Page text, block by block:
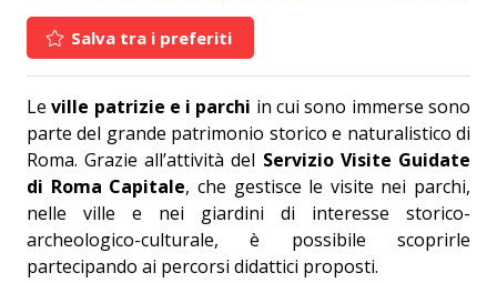
Salva tra i preferiti
Le ville patrizie e i parchi in cui sono immerse sono
parte del grande patrimonio storico e naturalistico di
Roma. Grazie all’attività del Servizio Visite Guidate
di Roma Capitale, che gestisce le visite nei parchi,
nelle ville e nei giardini di interesse storico-
archeologico-culturale, è possibile scoprirle
partecipando ai percorsi didattici proposti.